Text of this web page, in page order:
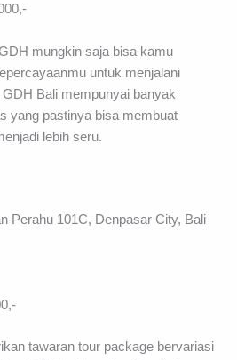
mungkin saja bisa kamu
untuk menjalani
Bali mempunyai banyak
yang pastinya bisa membuat
lebih seru.
Perahu 101C, Denpasar City, Bali
tawaran tour package bervariasi